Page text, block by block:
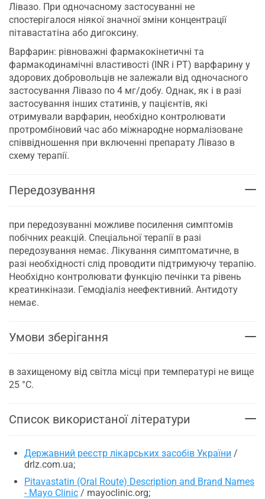
Лівазо. При одночасному застосуванні не
спостерігалося ніякої значної зміни концентрації
пітавастатіна або дигоксину.
Варфарин: рівноважні фармакокінетичні та
фармакодинамічні властивості (INR і PT) варфарину у
здорових добровольців не залежали від одночасного
застосування Лівазо по 4 мг/добу. Однак, як і в разі
застосування інших статинів, у пацієнтів, які
отримували варфарин, необхідно контролювати
протромбіновий час або міжнародне нормалізоване
співвідношення при включенні препарату Лівазо в
схему терапії.
Передозування
при передозуванні можливе посилення симптомів
побічних реакцій. Спеціальної терапії в разі
передозування немає. Лікування симптоматичне, в
разі необхідності слід проводити підтримуючу терапію.
Необхідно контролювати функцію печінки та рівень
креатинкінази. Гемодіаліз неефективний. Антидоту
немає.
Умови зберігання
в захищеному від світла місці при температурі не вище
25 °C.
Список використаної літератури
Державний реєстр лікарських засобів України /
drlz.com.ua;
Pitavastatin (Oral Route) Description and Brand Names
- Mayo Clinic / mayoclinic.org;